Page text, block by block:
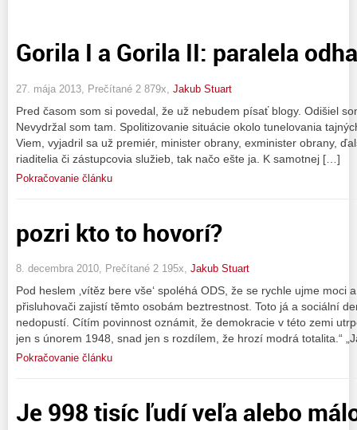
Gorila I a Gorila II: paralela
27. mája 2013, Prečítané 2 879x, Jakub Stuart
Pred časom som si povedal, že už nebudem písať blogy. Odišiel
Nevydržal som tam. Spolitizovanie situácie okolo tunelovania
Viem, vyjadril sa už premiér, minister obrany, exminister obrany,
riaditelia či zástupcovia služieb, tak načo ešte ja. K samotnej […]
Pokračovanie článku
pozri kto to hovorí?
8. decembra 2010, Prečítané 2 195x, Jakub Stuart
Pod heslem ‚vítěz bere vše‘ spoléhá ODS, že se rychle ujme moci
přisluhovači zajistí těmto osobám beztrestnost. Toto já a sociální
nedopustí. Cítím povinnost oznámit, že demokracie v této zemi
jen s únorem 1948, snad jen s rozdílem, že hrozí modrá totalita.“
Pokračovanie článku
Je 998 tisíc ľudí veľa alebo